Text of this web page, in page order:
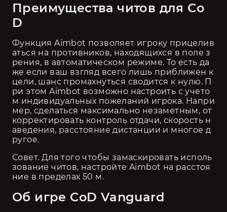
Преимущества читов для Co
D
Функция Aimbot позволяет игроку прицелив
аться на противников, находящихся в поле з
рения, в автоматическом режиме. То есть да
же если ваш взгляд всего лишь приближен к
цели, шанс промахнуться сводится к нулю. П
ри этом Aimbot возможно настроить с учето
м индивидуальных пожеланий игрока. Напри
мер, сделаться максимально незаметным, от
корректировать контроль отдачи, скорость н
аведения, расстояние дистанции и многое д
ругое.
Совет. Для того чтобы замаскировать исполь
зование читов, настройте Aimbot на расстоя
ние в пределах 50 м.
Об игре CoD Vanguard